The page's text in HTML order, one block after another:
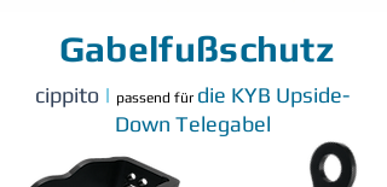
Gabelfußschutz
cippito | passend für die KYB Upside-
Down Telegabel